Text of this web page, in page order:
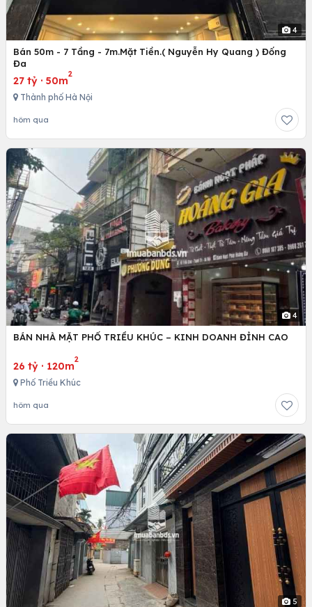
4
Bán 50m - 7 Tầng - 7m.Mặt Tiền.( Nguyễn Hy Quang ) Đống
Đa
27 tỷ · 50m
2
Thành phố Hà Nội
hôm qua
4
BÁN NHÀ MẶT PHỐ TRIỀU KHÚC – KINH DOANH ĐỈNH CAO
26 tỷ · 120m
2
Phố Triều Khúc
hôm qua
5